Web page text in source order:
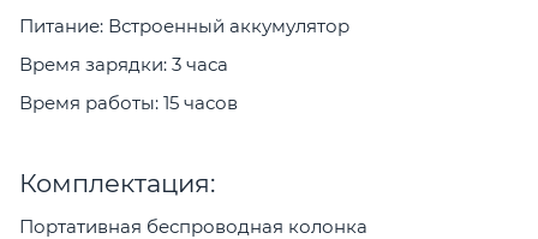
Питание: Встроенный аккумулятор
Время зарядки: 3 часа
Время работы: 15 часов
Комплектация:
Портативная беспроводная колонка